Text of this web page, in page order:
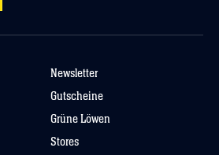
Newsletter
Gutscheine
Grüne Löwen
Stores